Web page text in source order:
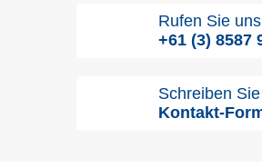
Rufen Sie
+61 (3) 8587
Schreiben
Kontakt-